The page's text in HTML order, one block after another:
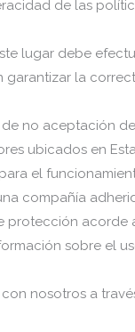
de las
lugar debe
garantizar la
no aceptación de
ubicados en
el
compañía
protección acorde
sobre el
nosotros a